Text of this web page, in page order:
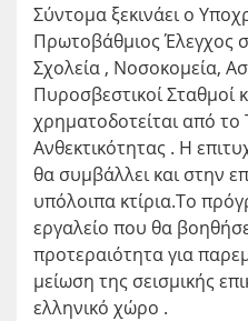
Σύντομα ξεκινάει ο
Πρωτοβάθμιος Έλεγχος
Σχολεία , Νοσοκομεία,
Πυροσβεστικοί Σταθμοί
χρηματοδοτείται από
Ανθεκτικότητας . Η
θα συμβάλλει και στην
υπόλοιπα κτίρια.Το
εργαλείο που θα
προτεραιότητα για
μείωση της σεισμικής
ελληνικό χώρο .